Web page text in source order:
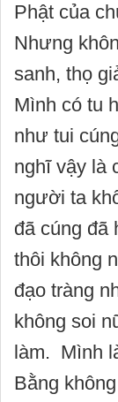
Phật của
Nhưng
sanh, thọ
Mình có tu
như tui
nghĩ vậy là
người ta
đã cúng đã
thôi không
đạo tràng
không soi
làm. Mình
Bằng